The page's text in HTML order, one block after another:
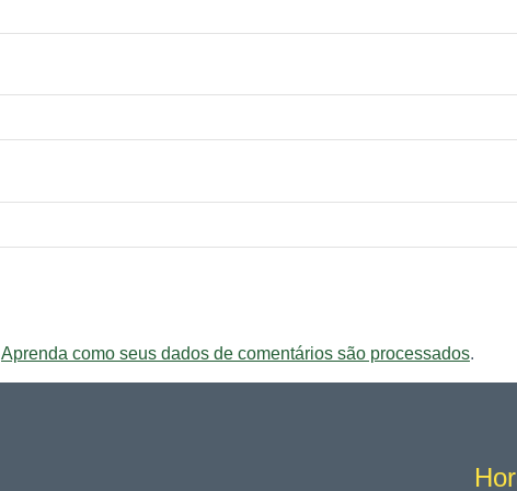
Aprenda como seus dados de comentários são processados.